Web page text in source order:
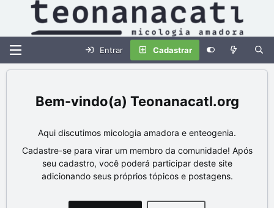
Entrar Cadastrar
Teonanacatl.org
Aqui discutimos micologia amadora e enteogenia.
Cadastre-se para virar um membro da comunidade! Após
seu cadastro, você poderá participar deste site
adicionando seus próprios tópicos e postagens.